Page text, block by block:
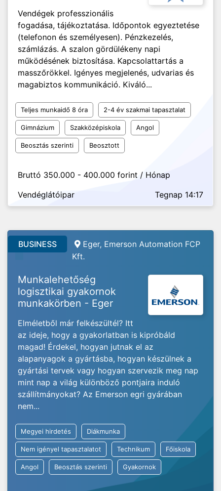
Vendégek professzionális
fogadása, tájékoztatása. Időpontok egyeztetése
(telefonon és személyesen). Pénzkezelés,
számlázás. A szalon gördülékeny napi
működésének biztosítása. Kapcsolattartás a
masszőrökkel. Igényes megjelenés, udvarias és
magabiztos kommunikáció. Kiváló...
Teljes munkaidő 8 óra 2-4 év szakmai tapasztalat
Gimnázium Szakközépiskola Angol
Beosztás szerinti Beosztott
Bruttó 350.000 - 400.000 forint / Hónap
Vendéglátóipar
Tegnap 14:17
BUSINESS
Eger, Emerson Automation FCP
Kft.
Munkalehetőség
logisztikai gyakornok
munkakörben - Eger
Elméletből már felkészültél? Itt
az ideje, hogy a gyakorlatban is kipróbáld
magad! Érdekel, hogyan jutnak el az
alapanyagok a gyártásba, hogyan készülnek a
gyártási tervek vagy hogyan szervezik meg nap
mint nap a világ különböző pontjaira induló
szállítmányokat? Az Emerson egri gyárában
nem...
Megyei hirdetés Diákmunka
Nem igényel tapasztalatot Technikum Főiskola
Angol Beosztás szerinti Gyakornok